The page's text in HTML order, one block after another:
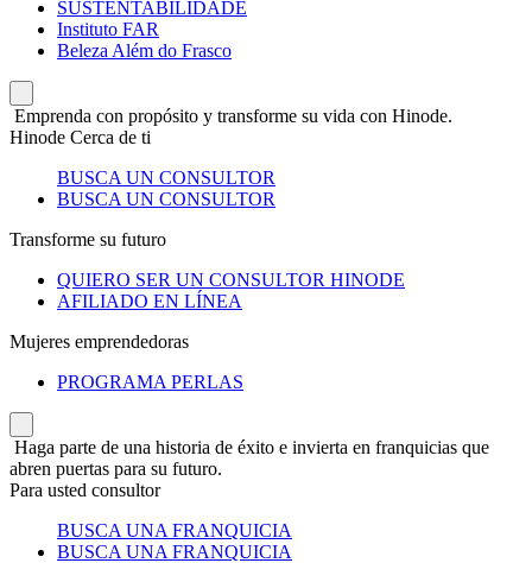
SUSTENTABILIDADE
Instituto FAR
Beleza Além do Frasco
Emprenda con propósito y transforme su vida con Hinode.
Hinode Cerca de ti
BUSCA UN CONSULTOR
BUSCA UN CONSULTOR
Transforme su futuro
QUIERO SER UN CONSULTOR HINODE
AFILIADO EN LÍNEA
Mujeres emprendedoras
PROGRAMA PERLAS
Haga parte de una historia de éxito e invierta en franquicias que
abren puertas para su futuro.
Para usted consultor
BUSCA UNA FRANQUICIA
BUSCA UNA FRANQUICIA